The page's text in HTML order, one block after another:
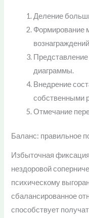
Деление
Формирование
Представление
диаграммы.
Внедрение
собственными
Отмечание
Баланс: правильное
Избыточная
нездоровой
психическому
сбалансированное
способствует